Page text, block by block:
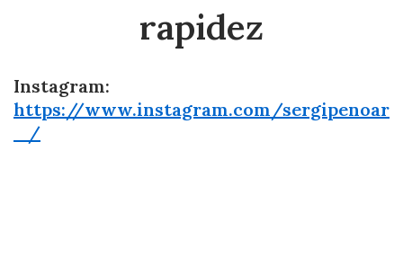
rapidez
Instagram:
https://www.instagram.com/sergipenoar
_/